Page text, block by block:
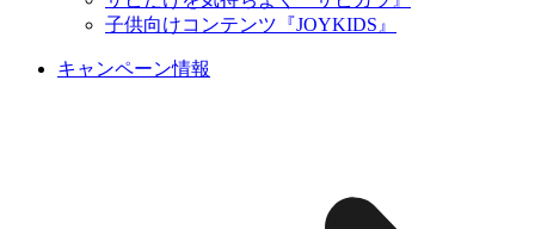
子供向けコンテンツ『JOYKIDS』
キャンペーン情報